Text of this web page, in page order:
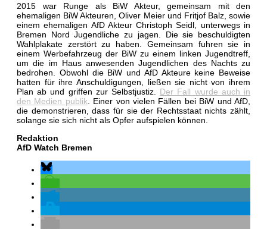
2015 war Runge als BiW Akteur, gemeinsam mit den
ehemaligen BiW Akteuren, Oliver Meier und Fritjof Balz, sowie
einem ehemaligen AfD Akteur Christoph Seidl, unterwegs in
Bremen Nord Jugendliche zu jagen. Die sie beschuldigten
Wahlplakate zerstört zu haben. Gemeinsam fuhren sie in
einem Werbefahrzeug der BiW zu einem linken Jugendtreff,
um die im Haus anwesenden Jugendlichen des Nachts zu
bedrohen. Obwohl die BiW und AfD Akteure keine Beweise
hatten für ihre Anschuldigungen, ließen sie nicht von ihrem
Plan ab und griffen zur Selbstjustiz. Der Fall wurde auch in
den Medien publik. Einer von vielen Fällen bei BiW und AfD,
die demonstrieren, dass für sie der Rechtsstaat nichts zählt,
solange sie sich nicht als Opfer aufspielen können.
Redaktion
AfD Watch Bremen